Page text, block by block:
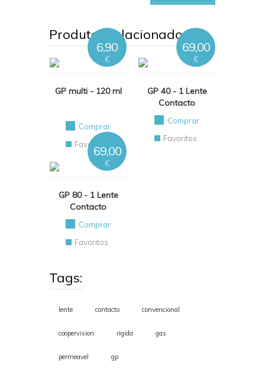
Produtos relacionados
GP multi - 120 ml
6,90
€
Comprar
Favoritos
GP 40 - 1 Lente
Contacto
69,00
€
Comprar
Favoritos
GP 80 - 1 Lente
Contacto
69,00
€
Comprar
Favoritos
Tags:
lente contacto convencional
coopervision rigida gas
permeavel gp